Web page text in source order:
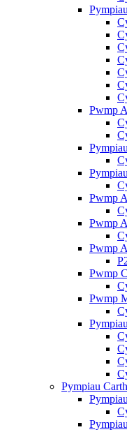
Pwmp
Pwmp
Pwmp
Pwmp
Pwmp
Pwmp
Pympiau